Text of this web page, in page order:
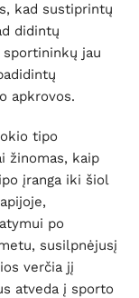
kad sustiprintų
didintų
sportininkų jau
apkrovos.
tipo
žinomas, kaip
įranga iki šiol
po
susilpnėjusį
verčia jį
atveda į sporto